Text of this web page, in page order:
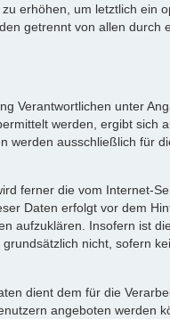
erhöhen, um letztlich ein
getrennt von allen
Verantwortlichen unter
werden, ergibt sich
ausschließlich für
ferner die vom Internet-
Daten erfolgt vor dem
aufzuklären. Insofern ist
nicht, sofern
dient dem für die
angeboten werden